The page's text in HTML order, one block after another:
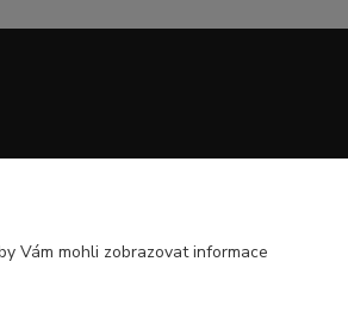
Vám mohli zobrazovat informace